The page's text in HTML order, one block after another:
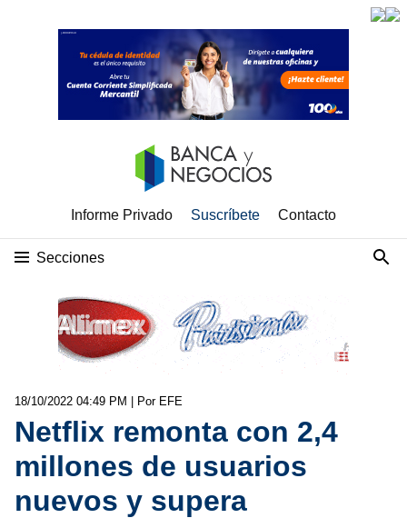
Informe Privado Suscríbete Contacto
Secciones
18/10/2022 04:49 PM | Por EFE
Netflix remonta con 2,4
millones de usuarios
nuevos y supera